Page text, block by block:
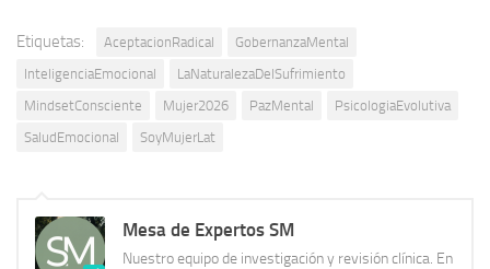
Etiquetas: AceptacionRadical
GobernanzaMental
InteligenciaEmocional
LaNaturalezaDelSufrimiento
MindsetConsciente
Mujer2026 PazMental
PsicologiaEvolutiva
SaludEmocional
SoyMujerLat
Mesa de Expertos SM
Nuestro equipo de investigación y revisión clínica. En